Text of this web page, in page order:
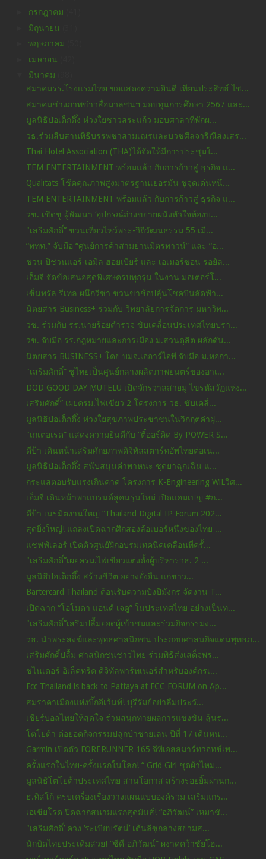
กรกฎาคม
มิถุนายน
พฤษภาคม
เมษายน
มีนาคม
สมาคมรร.โรงแรมไทย ขอแสดงความยินดี เทียนประสิทธ์ ไช...
สมาคมช่างภาพข่าวสื่อมวลชนฯ มอบทุนการศึกษา 2567 และ...
มูลนิธิป่อเต็กตึ๊ง ห่วงใยชาวสระแก้ว มอบศาลาที่พักผ...
วธ.ร่วมสืบสานพิธีบรรพชาสามเณรและบวชศีลจาริณีส่งเสร...
Thai Hotel Association (THA)ได้จัดให้มีการประชุมใ...
TEM ENTERTAINMENT พร้อมแล้ว กับการก้าวสู่ ธุรกิจ แ...
Qualitats โช้คคุณภาพสูงมาตรฐานเยอรมัน ชูจุดเด่นหนึ...
TEM ENTERTAINMENT พร้อมแล้ว กับการก้าวสู่ ธุรกิจ แ...
วช. เชิดชู ผู้พัฒนา ‘อุปกรณ์ถ่างขยายผนังหัวใจห้องบ...
"เสริมศักดิ์” ชวนเที่ยวไหว้พระ-วิถีวัฒนธรรม 55 เมื...
“ททท.” จับมือ “ศูนย์การค้าสามย่านมิตรทาวน์” และ “อ...
ชวน ปิชวนแอร์-เอมิล ฮอยเบียร์ และ เอเมอร์ซอน รอยัล...
เอ็มจี จัดข้อเสนอสุดพิเศษครบทุกรุ่น ในงาน มอเตอร์โ...
เซ็นทรัล รีเทล ผนึกวีซ่า ชวนขาช้อปลุ้นโชคบินลัดฟ้า...
นิตยสาร Business+ ร่วมกับ วิทยาลัยการจัดการ มหาวิท...
วช. ร่วมกับ รร.นายร้อยตำรวจ ขับเคลื่อนประเทศไทยปรา...
วช. จับมือ รร.กฎหมายและการเมือง ม.สวนดุสิต ผลักดัน...
นิตยสาร BUSINESS+ โดย บมจ.เออาร์ไอพี จับมือ ม.หอกา...
"เสริมศักดิ์” ชูไทยเป็นศูนย์กลางผลิตภาพยนตร์ของอาเ...
DOD GOOD DAY MUTELU เปิดจักรวาลสายมู ไขรหัสวัฏแห่ง...
เสริมศักดิ์” เผยครม.ไฟเขียว 2 โครงการ วธ. ขับเคลื่...
มูลนิธิป่อเต็กตึ๊ง ห่วงใยสุขภาพประชาชนในวิกฤตค่าฝุ...
"เกเตอเรด” แสดงความยินดีกับ “ตี๋ออร์คิด By POWER S...
ดีป้า เดินหน้าเสริมศักยภาพดิจิทัลสตาร์ทอัพไทยต่อเน...
มูลนิธิป่อเต็กตึ๊ง สนับสนุนค่าพาหนะ ชุดยาฉุกเฉิน แ...
กระแสตอบรับแรงเกินคาด โครงการ K-Engineering WiLวิศ...
เอ็มจี เดินหน้าพาแบรนด์สู่คนรุ่นใหม่ เปิดแคมเปญ #ก...
ดีป้า เนรมิตงานใหญ่ “Thailand Digital IP Forum 202...
สุดยิ่งใหญ่! แถลงเปิดฉากศึกสองล้อเบอร์หนึ่งของไทย ...
แชฟฟ์เลอร์ เปิดตัวศูนย์ฝึกอบรมเทคนิคเคลื่อนที่ครั้...
"เสริมศักดิ์”เผยครม.ไฟเขียวแต่งตั้งผู้บริหารวธ. 2 ...
มูลนิธิป่อเต็กตึ๊ง สร้างชีวิต อย่างยั่งยืน แก่ชาว...
Bartercard Thailand ต้อนรับความปังปีมังกร จัดงาน T...
เปิดฉาก “โอโมดา แอนด์ เจคู” ในประเทศไทย อย่างเป็นท...
"เสริมศักดิ์”เสริมปลื้มยอดผู้เข้าชมและร่วมกิจกรรมง...
วธ. นำพระสงฆ์และพุทธศาสนิกชน ประกอบศาสนกิจแดนพุทธภ...
เสริมศักดิ์ปลื้ม ศาสนิกชนชาวไทย ร่วมพิธีส่งเสด็จพร...
ชไนเดอร์ อิเล็คทริค ดิจิทัลพาร์ทเนอร์สำหรับองค์กรเ...
Fcc Thailand is back to Pattaya at FCC FORUM on Ap...
สมราคาเมืองแห่งบิ๊กอีเว้นท์! บุรีรัมย์อย่าลืมประวั...
เชียร์บอลไทยให้สุดใจ ร่วมสนุกทายผลการแข่งขัน ลุ้นร...
โตโยต้า ต่อยอดกิจกรรมปลูกป่าชายเลน ปีที่ 17 เดินหน...
Garmin เปิดตัว FORERUNNER 165 จีพีเอสสมาร์ทวอทช์เพ...
ครั้งแรกในไทย-ครั้งแรกในโลก! “ Grid Girl ชุดผ้าไหม...
มูลนิธิโตโยต้าประเทศไทย สานโอกาส สร้างรอยยิ้มผ่านก...
ธ.ทิสโก้ ครบเครื่องเรื่องวางแผนแบบองค์รวม เสริมแกร...
เอเชียโรด ปิดฉากสนามแรกสุดมันส์! “อภิวัฒน์” เหมาชั...
"เสริมศักดิ์’ ควง ‘ระเบียบรัตน์’ เต้นลีซูกลางสยามส...
นักบิดไทยประเดิมสวย! “ซีดี-อภิวัฒน์” ผงาดคว้าชัยโฮ...